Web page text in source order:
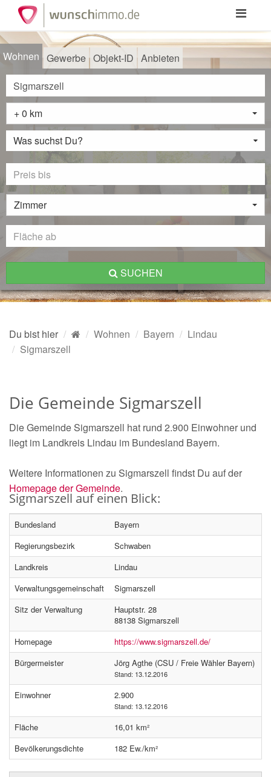
Toggle
Wohnen Gewerbe Objekt-ID Anbieten
+ 0 km
Was suchst Du?
Zimmer
SUCHEN
Du bist hier Wohnen Bayern
Lindau
Sigmarszell
Die Gemeinde Sigmarszell
Die Gemeinde Sigmarszell hat rund 2.900 Einwohner und
liegt im Landkreis Lindau im Bundesland Bayern.
Weitere Informationen zu Sigmarszell findst Du auf der
Homepage der Gemeinde.
Sigmarszell auf einen Blick:
Bundesland
Bayern
Regierungsbezirk
Schwaben
Landkreis
Lindau
Verwaltungsgemeinschaft
Sigmarszell
Sitz der Verwaltung
Hauptstr. 28
88138 Sigmarszell
Homepage
https://www.sigmarszell.de/
Bürgermeister
Jörg Agthe (CSU / Freie Wähler Bayern)
Stand: 13.12.2016
Einwohner 2.900
Stand: 13.12.2016
Fläche
16,01 km²
Bevölkerungsdichte
182 Ew./km²